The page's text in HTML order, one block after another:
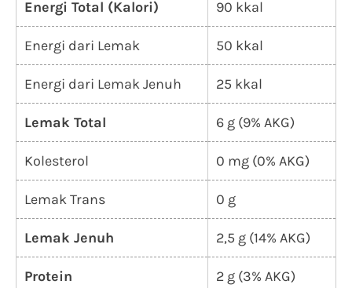
Energi Total (Kalori) 90 kkal
Energi dari Lemak 50 kkal
Energi dari Lemak Jenuh 25 kkal
Lemak Total 6 g (9% AKG)
Kolesterol 0 mg (0% AKG)
Lemak Trans 0 g
Lemak Jenuh 2,5 g (14% AKG)
Protein 2 g (3% AKG)